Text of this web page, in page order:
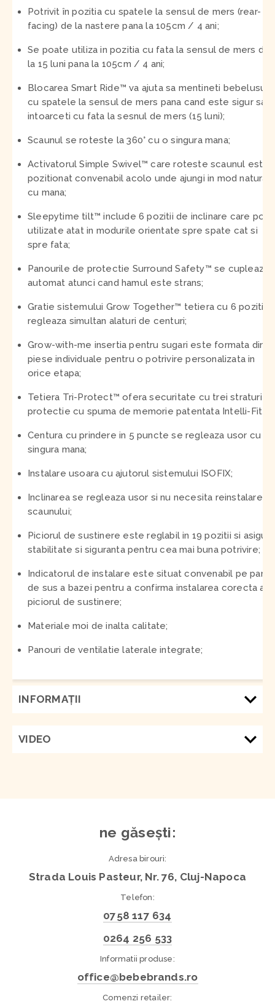
Potrivit în pozitia cu spatele la sensul de mers (rear-
facing) de la nastere pana la 105cm / 4 ani;
Se poate utiliza in pozitia cu fata la sensul de mers de
la 15 luni pana la 105cm / 4 ani;
Blocarea Smart Ride™ va ajuta sa mentineti bebelusul
cu spatele la sensul de mers pana cand este sigur sa il
intoarceti cu fata la sesnul de mers (15 luni);
Scaunul se roteste la 360° cu o singura mana;
Activatorul Simple Swivel™ care roteste scaunul este
pozitionat convenabil acolo unde ajungi in mod natural
cu mana;
Sleepytime tilt™ include 6 pozitii de inclinare care pot
utilizate atat in modurile orientate spre spate cat si
spre fata;
Panourile de protectie Surround Safety™ se cupleaza
automat atunci cand hamul este strans;
Gratie sistemului Grow Together™ tetiera cu 6 pozitii
regleaza simultan alaturi de centuri;
Grow-with-me insertia pentru sugari este formata din 3
piese individuale pentru o potrivire personalizata in
orice etapa;
Tetiera Tri-Protect™ ofera securitate cu trei straturi
protectie cu spuma de memorie patentata Intelli-Fit
Centura cu prindere in 5 puncte se regleaza usor cu o
singura mana;
Instalare usoara cu ajutorul sistemului ISOFIX;
Inclinarea se regleaza usor si nu necesita reinstalarea
scaunului;
Piciorul de sustinere este reglabil in 19 pozitii si asigura
stabilitate si siguranta pentru cea mai buna potrivire;
Indicatorul de instalare este situat convenabil pe
de sus a bazei pentru a confirma instalarea corecta a
piciorul de sustinere;
Materiale moi de inalta calitate;
Panouri de ventilatie laterale integrate;
INFORMAŢII
VIDEO
ne găsești:
Adresa birouri:
Strada Louis Pasteur, Nr. 76, Cluj-Napoca
Telefon:
0758 117 634
0264 256 533
Informatii produse:
office@bebebrands.ro
Comenzi retailer: